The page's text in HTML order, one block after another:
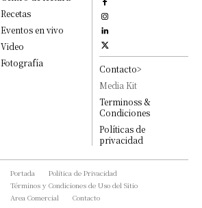
Recetas
Eventos en vivo
Video
Fotografía
Contacto>
Media Kit
Terminoss &
Condiciones
Políticas de
privacidad
Portada
Política de Privacidad
Términos y Condiciones de Uso del Sitio
Area Comercial
Contacto